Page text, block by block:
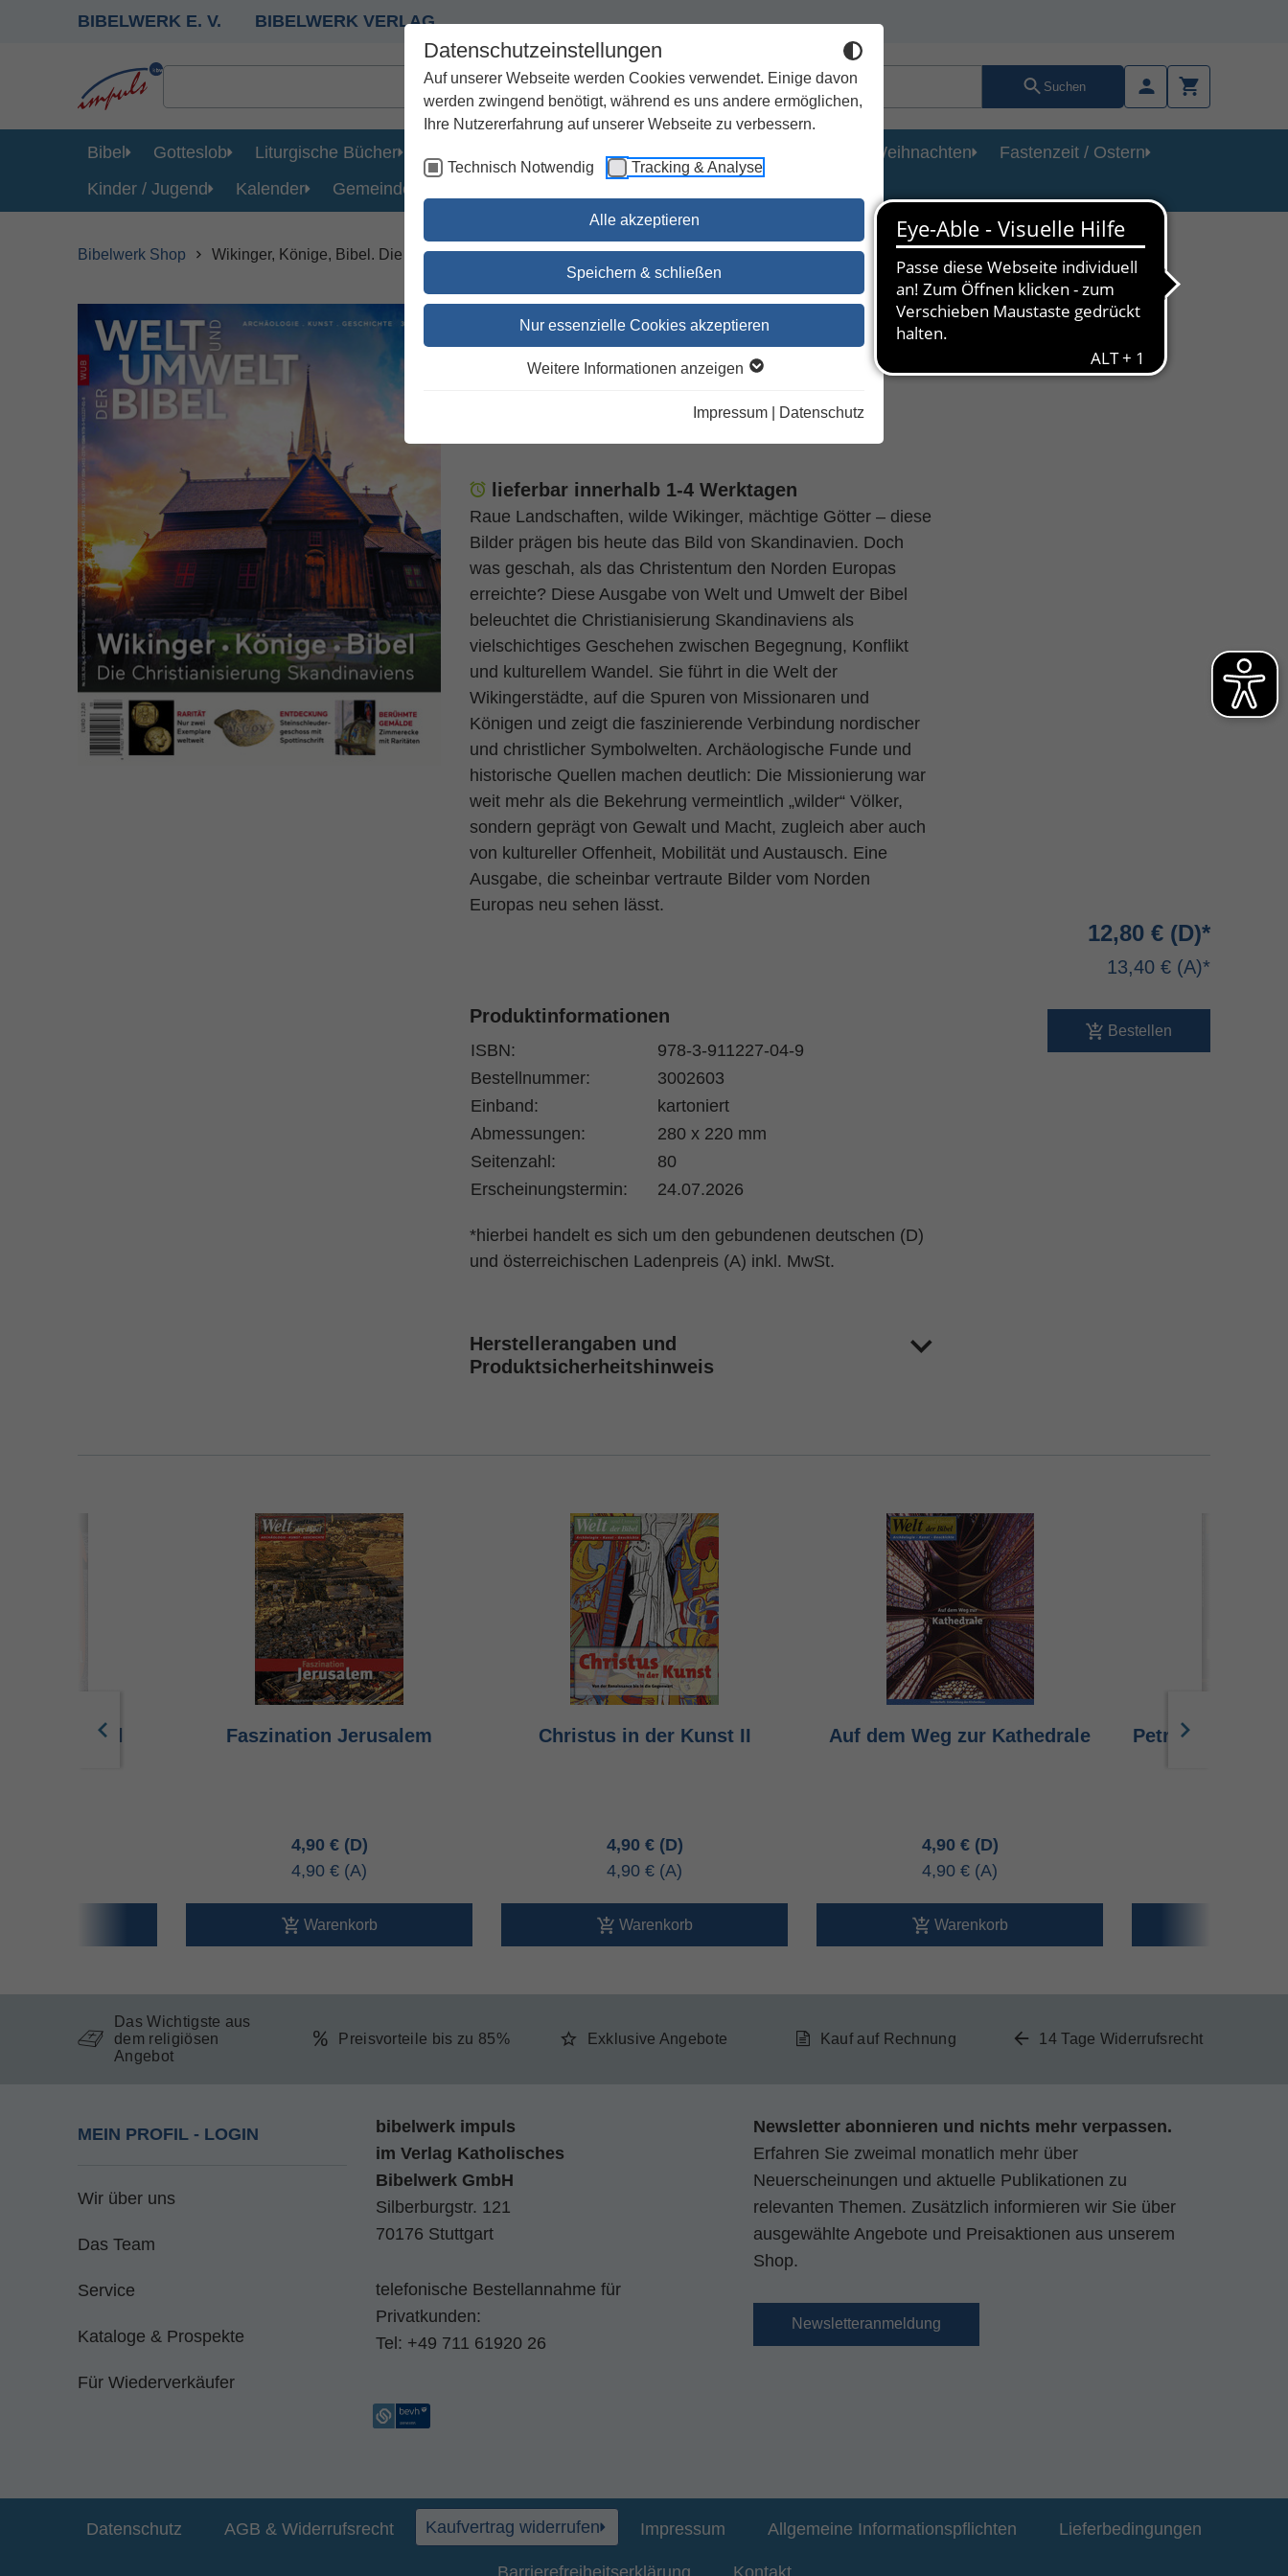
Datenschutzeinstellungen
Auf unserer Webseite werden Cookies verwendet. Einige davon
werden zwingend benötigt, während es uns andere ermöglichen,
Ihre Nutzererfahrung auf unserer Webseite zu verbessern.
Technisch Notwendig Tracking & Analyse
Alle akzeptieren
Speichern & schließen
Nur essenzielle Cookies akzeptieren
Weitere Informationen anzeigen
Impressum Datenschutz
BIBELWERK E. V. BIBELWERK VERLAG
Suchen
Bibel Gotteslob Liturgische Bücher Geschenke Kirchenjahr / Lebensweg Weihnachten
Fastenzeit / Ostern
Kinder / Jugend
Kalender Gemeinde
Bibelwerk Shop Wikinger, Könige, Bibel. Die Christianisierung Skandinaviens
Wikinger, Könige, Bibel. Die
Christianisierung
Welt und Umwelt der Bibel 3/26 (Nr. 121)
lieferbar innerhalb 1-4 Werktagen
Raue Landschaften, wilde Wikinger, mächtige Götter – diese
Bilder prägen bis heute das Bild von Skandinavien. Doch
was geschah, als das Christentum den Norden Europas
erreichte? Diese Ausgabe von Welt und Umwelt der Bibel
beleuchtet die Christianisierung Skandinaviens als
vielschichtiges Geschehen zwischen Begegnung, Konflikt
und kulturellem Wandel. Sie führt in die Welt der
Wikingerstädte, auf die Spuren von Missionaren und
Königen und zeigt die faszinierende Verbindung nordischer
und christlicher Symbolwelten. Archäologische Funde und
historische Quellen machen deutlich: Die Missionierung war
weit mehr als die Bekehrung vermeintlich „wilder“ Völker,
sondern geprägt von Gewalt und Macht, zugleich aber auch
von kultureller Offenheit, Mobilität und Austausch. Eine
Ausgabe, die scheinbar vertraute Bilder vom Norden
Europas neu sehen lässt.
12,80 €
13,40 €
Bestellen
Produktinformationen
ISBN:
978-3-911227-04-9
Bestellnummer:
3002603
Einband:
kartoniert
Abmessungen:
280 x 220 mm
Seitenzahl:
80
Erscheinungstermin:
24.07.2026
*hierbei handelt es sich um den gebundenen deutschen (D)
und österreichischen Ladenpreis (A) inkl. MwSt.
Herstellerangaben und
Produktsicherheitshinweis
die Bibel Faszination Jerusalem
4,90 €
4,90 €
Warenkorb
Christus in der Kunst II
4,90 €
4,90 €
Warenkorb
Auf dem Weg zur Kathedrale
4,90 €
4,90 €
Warenkorb
Petra
Das Wichtigste aus
dem religiösen
Angebot
Preisvorteile bis zu 85% Exklusive Angebote Kauf auf Rechnung 14 Tage Widerrufsrecht
MEIN PROFIL - LOGIN
Wir über uns
Das Team
Service
Kataloge & Prospekte
Für Wiederverkäufer
bibelwerk impuls
im Verlag Katholisches
Bibelwerk GmbH
Silberburgstr. 121
70176 Stuttgart
telefonische Bestellannahme für
Privatkunden:
Tel: +49 711 61920 26
Newsletter abonnieren und nichts mehr verpassen.
Erfahren Sie zweimal monatlich mehr über
Neuerscheinungen und aktuelle Publikationen zu
relevanten Themen. Zusätzlich informieren wir Sie über
ausgewählte Angebote und Preisaktionen aus unserem
Shop.
Newsletteranmeldung
Datenschutz AGB & Widerrufsrecht Kaufvertrag widerrufen Impressum Allgemeine Informationspflichten Lieferbedingungen
Barrierefreiheitserklärung Kontakt